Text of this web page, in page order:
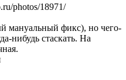
photos/18971/
мануальный фикс), но чего-
нибудь стаскать. На